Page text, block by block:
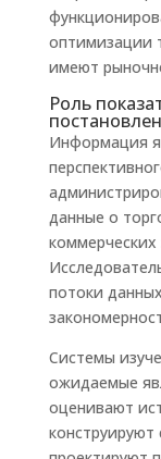
оптимизации
имеют
Роль
Информация
данные о
коммерческих
потоки
Системы
ожидаемые
оценивают